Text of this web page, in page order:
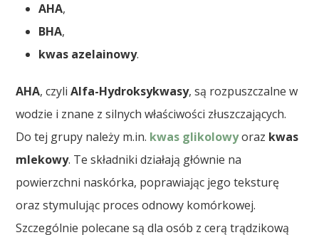
AHA,
BHA,
kwas azelainowy.
AHA, czyliAlfa-Hydroksykwasy, są rozpuszczalne w
wodzie i znane z silnych właściwości złuszczających.
Do tej grupy należy m.in. kwas glikolowyoraz kwas
mlekowy. Te składniki działają głównie na
powierzchni naskórka, poprawiając jego teksturę
oraz stymulując proces odnowy komórkowej.
Szczególnie polecane są dla osób z cerą trądzikową